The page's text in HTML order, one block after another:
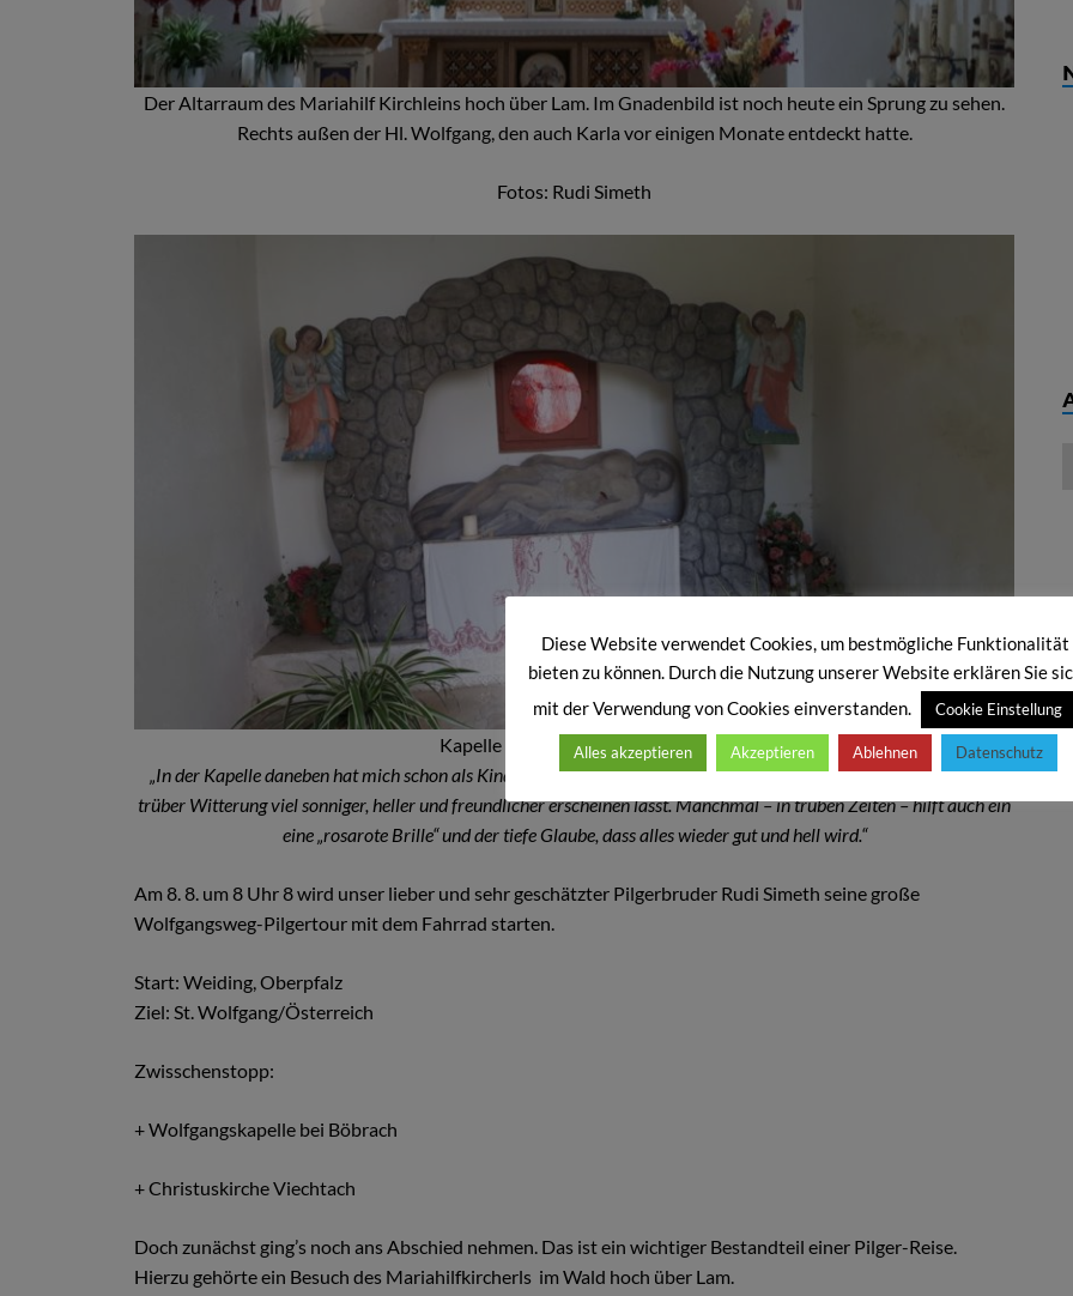
Der Altarraum des Mariahilf Kirchleins hoch über Lam. Im Gnadenbild ist noch heute ein Sprung zu sehen.
Rechts außen der Hl. Wolfgang, den auch Karla vor einigen Monate entdeckt hatte.
Fotos: Rudi Simeth
Kapelle Mariahilf hoch über Lam:
„In der Kapelle daneben hat mich schon als Kind das rote Fensterglas fasziniert, dass den Wald dahinter selbst bei
trüber Witterung viel sonniger, heller und freundlicher erscheinen lässt.Manchmal – in trüben Zeiten – hilft auch ein
eine „rosarote Brille“ und der tiefe Glaube, dass alles wieder gut und hell wird.“
Am 8. 8. um 8 Uhr 8 wird unser lieber und sehr geschätzter Pilgerbruder Rudi Simeth seine große
Wolfgangsweg-Pilgertour mit dem Fahrrad starten.
Start: Weiding, Oberpfalz
Ziel: St. Wolfgang/Österreich
Zwisschenstopp:
+ Wolfgangskapelle bei Böbrach
+ Christuskirche Viechtach
Doch zunächst ging’s noch ans Abschied nehmen. Das ist ein wichtiger Bestandteil einer Pilger-Reise.
Hierzu gehörte ein Besuch des Mariahilfkircherls im Wald hoch über Lam.
Diese Website verwendet Cookies, um bestmögliche Funktionalität
bieten zu können. Durch die Nutzung unserer Website erklären Sie
mit der Verwendung von Cookies einverstanden.
Cookie Einstellung
Alles akzeptieren Akzeptieren Ablehnen Datenschutz